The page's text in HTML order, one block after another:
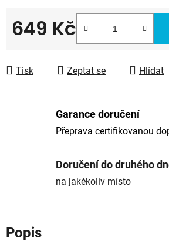
649 Kč
Tisk Zeptat se Hlídat
Garance doručení
Přeprava certifikovanou
Doručení do druhého
na jakékoliv místo
Popis